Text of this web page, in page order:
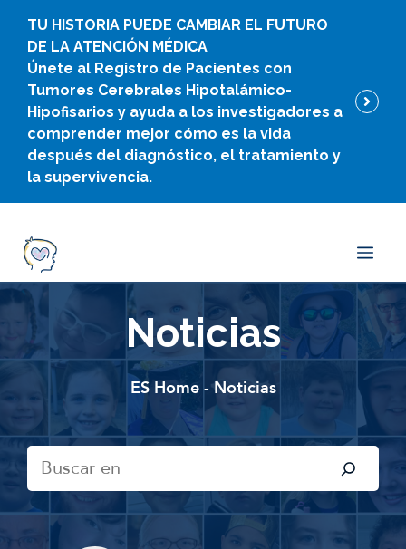
contenido
TU HISTORIA PUEDE CAMBIAR EL FUTURO
DE LA ATENCIÓN MÉDICA
Únete al Registro de Pacientes con
Tumores Cerebrales Hipotalámico-
Hipofisarios y ayuda a los investigadores a
comprender mejor cómo es la vida
después del diagnóstico, el tratamiento y
la supervivencia.
Noticias
ES Home-Noticias
B
u
s